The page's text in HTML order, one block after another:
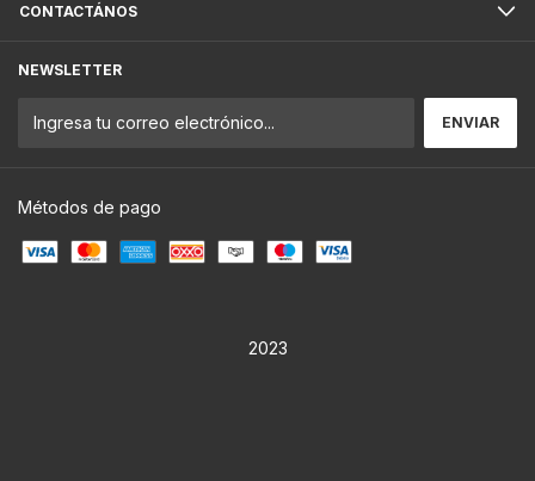
CONTACTÁNOS
NEWSLETTER
Métodos de pago
2023